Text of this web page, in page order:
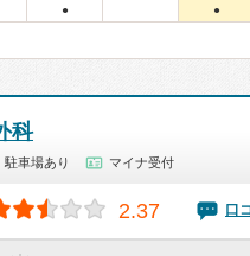
● ●
科
駐車場あり マイナ受付
2.37 口